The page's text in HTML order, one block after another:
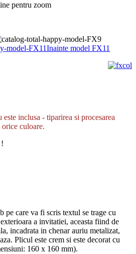
pentru zoom
Inainte model FX11
este inclusa - tiparirea si procesarea
culoare.
pe care va fi scris textul se trage cu
a invitatiei, aceasta fiind de
incadrata in chenar auriu metalizat,
Plicul este crem si este decorat cu
160 x 160 mm).